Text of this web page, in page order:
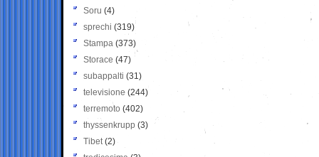
Soru (4)
sprechi (319)
Stampa (373)
Storace (47)
subappalti (31)
televisione(244)
terremoto (402)
thyssenkrupp (3)
Tibet(2)